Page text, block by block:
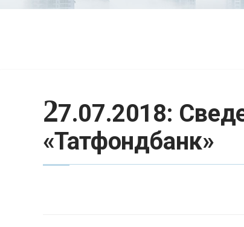
27.07.2018:
«Татфондбанк»